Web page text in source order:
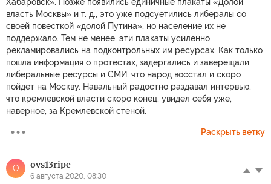
власть Москвы» и т. д., это уже подсуетились либералы со
своей повесткой «долой Путина», но население их не
поддержало. Тем не менее, эти плакаты усиленно
рекламировались на подконтрольных им ресурсах. Как только
пошла информация о протестах, задергались и заверещали
либеральные ресурсы и СМИ, что народ восстал и скоро
пойдет на Москву. Навальный радостно раздавал интервью,
что кремлевской власти скоро конец, увидел себя уже,
наверное, за Кремлевской стеной.
Раскрыть ветку
O ovs13ripe
6 августа 2020, 08:30